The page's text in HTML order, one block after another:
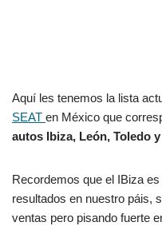
Aquí les tenemos la lista
SEAT en México que
autos Ibiza, León, Toledo y
Recordemos que el IBiza
resultados en nuestro páis,
ventas pero pisando fuerte